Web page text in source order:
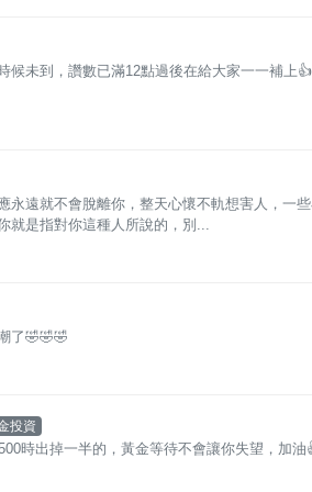
未到，讚數已滿12點過後在給大家一一補上
遠就不會脫離你，整天心懷不軌想害人，一
就是指對你這種人所說的，別...
了🤣🤣🤣
投資
時出掉一半的，黃金等待不會讓你失望，加油